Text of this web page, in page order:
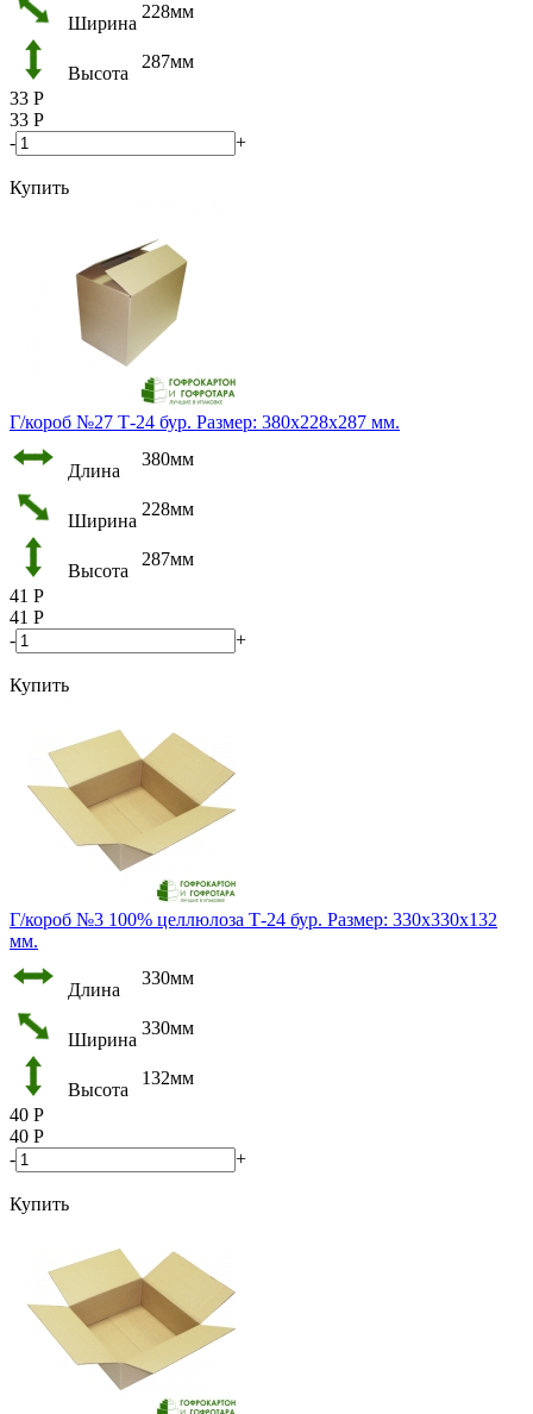
Ширина
228мм
Высота
287мм
33 Р
33 Р
-
+
Купить
Г/короб №27 Т-24 бур. Размер: 380х228х287 мм.
Длина
380мм
Ширина
228мм
Высота
287мм
41 Р
41 Р
-
+
Купить
Г/короб №3 100% целлюлоза Т-24 бур. Размер: 330х330х132
мм.
Длина
330мм
Ширина
330мм
Высота
132мм
40 Р
40 Р
-
+
Купить